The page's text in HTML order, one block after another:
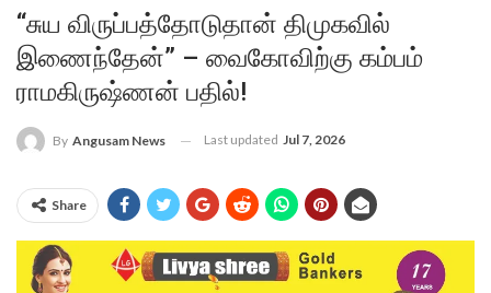
“சுய விருப்பத்தோடுதான் திமுகவில்
இணைந்தேன்” – வைகோவிற்கு கம்பம்
ராமகிருஷ்ணன் பதில்!
By Angusam News Last updated Jul 7, 2026
Share